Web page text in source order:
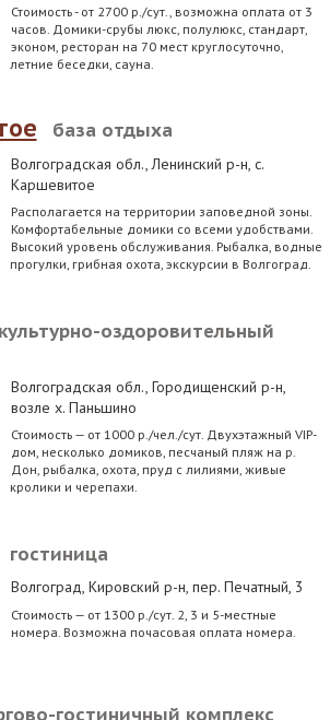
Стоимость - от 2700 р./сут., возможна оплата от 3
часов. Домики-срубы люкс, полулюкс, стандарт,
эконом, ресторан на 70 мест круглосуточно,
летние беседки, сауна.
база отдыха
Волгоградская обл., Ленинский р-н, с.
Каршевитое
Располагается на территории заповедной зоны.
Комфортабельные домики со всеми удобствами.
Высокий уровень обслуживания. Рыбалка, водные
прогулки, грибная охота, экскурсии в Волгоград.
культурно-оздоровительный
Волгоградская обл., Городищенский р-н,
возле х. Паньшино
Стоимость — от 1000 р./чел./сут. Двухэтажный VIP-
дом, несколько домиков, песчаный пляж на р.
Дон, рыбалка, охота, пруд с лилиями, живые
кролики и черепахи.
гостиница
Волгоград, Кировский р-н, пер. Печатный, 3
Стоимость — от 1300 р./сут. 2, 3 и 5-местные
номера. Возможна почасовая оплата номера.
гостиничный комплекс